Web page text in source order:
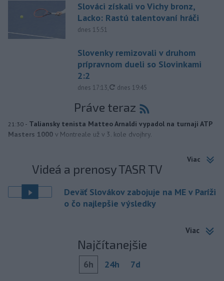
Slováci získali vo Vichy bronz,
Lacko: Rastú talentovaní hráči
dnes 15:51
Slovenky remizovali v druhom
prípravnom dueli so Slovinkami
2:2
dnes 17:13, aktualizované
dnes 19:45
Práve teraz
21:30 - Taliansky tenista Matteo Arnaldi vypadol na turnaji ATP
Masters 1000 v Montreale už v 3. kole dvojhry.
Viac
Videá a prenosy TASR TV
Deväť Slovákov zabojuje na ME v Paríži
o čo najlepšie výsledky
Viac
Najčítanejšie
6h 24h 7d